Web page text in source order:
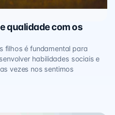
qualidade com os
filhos é fundamental para
habilidades sociais e
vezes nos sentimos